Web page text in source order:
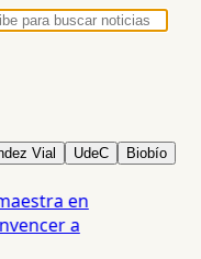
Vial UdeC Biobío
en
a